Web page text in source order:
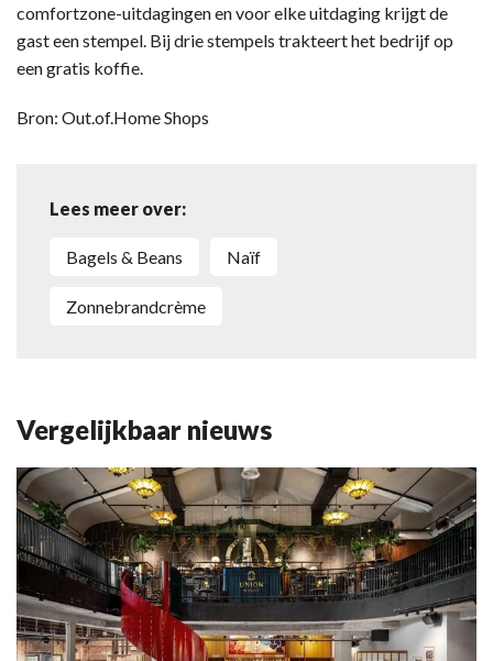
comfortzone-uitdagingen en voor elke uitdaging krijgt de
gast een stempel. Bij drie stempels trakteert het bedrijf op
een gratis koffie.
Bron: Out.of.Home Shops
Lees meer over:
Bagels & Beans Naïf
Zonnebrandcrème
Vergelijkbaar nieuws